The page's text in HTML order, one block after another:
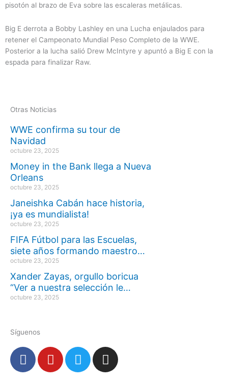
pisotón al brazo de Eva sobre las escaleras metálicas.
Big E derrota a Bobby Lashley en una Lucha enjaulados para
retener el Campeonato Mundial Peso Completo de la WWE.
Posterior a la lucha salió Drew McIntyre y apuntó a Big E con la
espada para finalizar Raw.
Otras Noticias
WWE confirma su tour de
Navidad
octubre 23, 2025
Money in the Bank llega a Nueva
Orleans
octubre 23, 2025
Janeishka Cabán hace historia,
¡ya es mundialista!
octubre 23, 2025
FIFA Fútbol para las Escuelas,
siete años formando maestro…
octubre 23, 2025
Xander Zayas, orgullo boricua
“Ver a nuestra selección le…
octubre 23, 2025
Síguenos
F
a
Y
o
T
w
I
n